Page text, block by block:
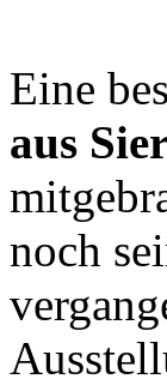
Eine
aus
noch